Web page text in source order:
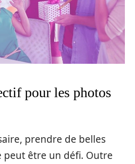
pour les photos
prendre de belles
être un défi. Outre